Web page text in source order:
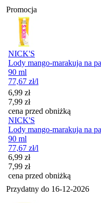
Promocja
NICK'S
Lody mango-marakuja na
90 ml
77,67 zł/l
Cena promocyjna
6,99 zł
7,99 zł
cena przed obniżką
NICK'S
Lody mango-marakuja na
90 ml
77,67 zł/l
Cena promocyjna
6,99 zł
7,99 zł
cena przed obniżką
Przydatny do 16-12-2026